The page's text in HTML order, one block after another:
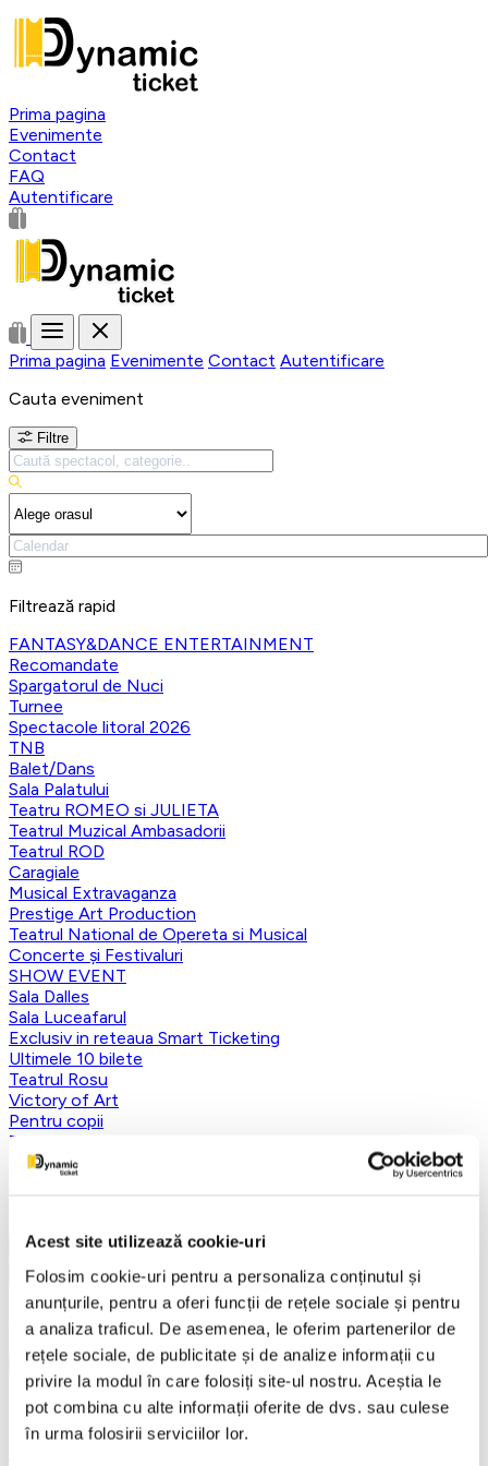
Acest site utilizează cookie-uri
Folosim cookie-uri pentru a personaliza conținutul și
anunțurile, pentru a oferi funcții de rețele sociale și pentru
a analiza traficul. De asemenea, le oferim partenerilor de
rețele sociale, de publicitate și de analize informații cu
privire la modul în care folosiți site-ul nostru. Aceștia le
pot combina cu alte informații oferite de dvs. sau culese
în urma folosirii serviciilor lor.
Prima pagina
Evenimente
Contact
FAQ
Autentificare
Prima pagina Evenimente Contact Autentificare
Cauta eveniment
Filtre
Filtrează rapid
FANTASY&DANCE ENTERTAINMENT
Recomandate
Spargatorul de Nuci
Turnee
Spectacole litoral 2026
TNB
Balet/Dans
Sala Palatului
Teatru ROMEO si JULIETA
Teatrul Muzical Ambasadorii
Teatrul ROD
Caragiale
Musical Extravaganza
Prestige Art Production
Teatrul National de Opereta si Musical
Concerte și Festivaluri
SHOW EVENT
Sala Dalles
Sala Luceafarul
Exclusiv in reteaua Smart Ticketing
Ultimele 10 bilete
Teatrul Rosu
Victory of Art
Pentru copii
Teatru
Teatrul Maidan
Trupa de teatru YuPPie ArT
Vezi mai multe
Vezi mai puțin
Aplică filtre
Categorii